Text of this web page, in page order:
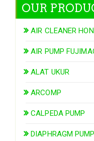
OUR
AIR CLEANER
AIR PUMP
ALAT UKUR
ARCOMP
CALPEDA PUMP
DIAPHRAGM